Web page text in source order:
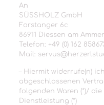
An
SÜSSHOLZ GmbH
Forstanger 6c
86911 Diessen am
Telefon: +49 (0) 162
Mail:
– Hiermit widerrufe(n)
abgeschlossenen
folgenden Waren (*)/
Dienstleistung (*)